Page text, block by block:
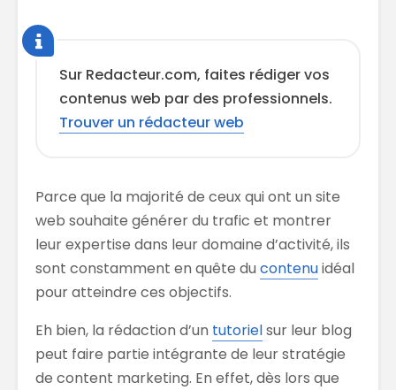
Sur Redacteur.com, faites rédiger vos
contenus web par des professionnels.
Trouver un rédacteur web
Parce que la majorité de ceux qui ont un site
web souhaite générer du trafic et montrer
leur expertise dans leur domaine d’activité, ils
sont constamment en quête du contenuidéal
pour atteindre ces objectifs.
Eh bien, la rédaction d’un tutorielsur leur blog
peut faire partie intégrante de leur stratégie
de content marketing. En effet, dès lors que